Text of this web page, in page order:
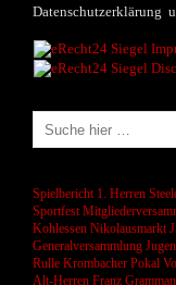
Datenschutzerklärung
Spielbericht 1. Herren
Sportfest
Kohlessen Nikolausmarkt
Generalversammlung
Rulle Krombacher Pokal
Alt-Herren Franz